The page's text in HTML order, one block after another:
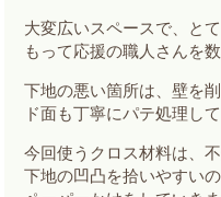
大変広いスペースで、と
もって応援の職人さんを
下地の悪い箇所は、壁を
ド面も丁寧にパテ処理して
今回使うクロス材料は、
下地の凹凸を拾いやすい